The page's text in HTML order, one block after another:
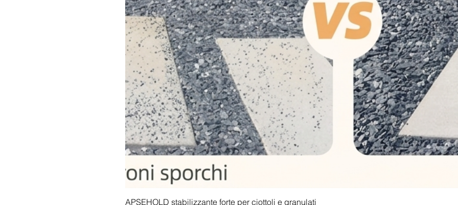
APSEHOLD stabilizzante forte per ciottoli e granulati